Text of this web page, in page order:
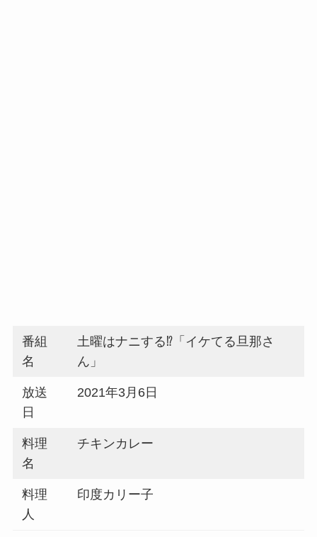
番組
名
土曜はナニする⁉「イケてる旦那さ
ん」
放送
日
2021年3月6日
料理
名
チキンカレー
料理
人
印度カリー子